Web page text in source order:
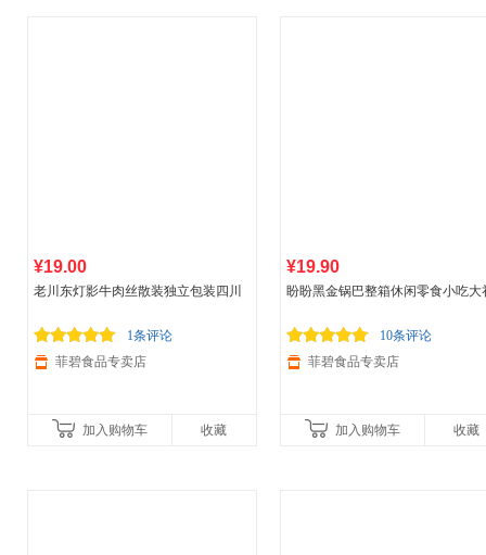
¥19.00
老川东灯影牛肉丝散装独立包装四川
1条评论
菲碧食品专卖店
加入购物车 收藏
¥19.90
盼盼黑金锅巴整箱休闲零食小吃大
10条评论
菲碧食品专卖店
加入购物车 收藏